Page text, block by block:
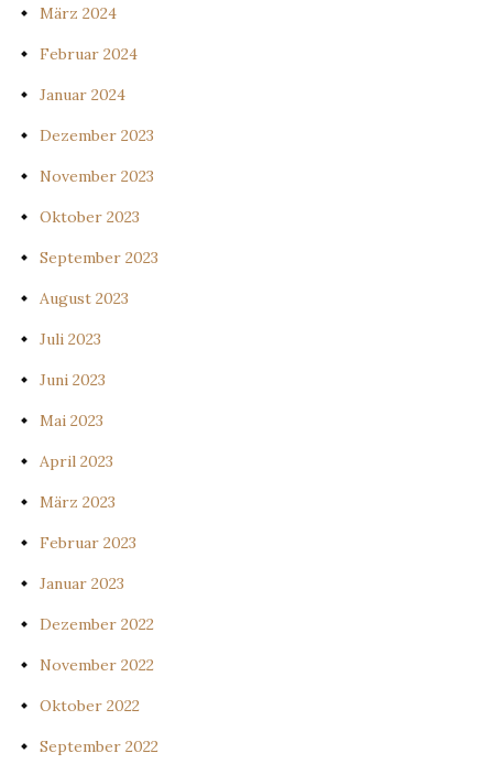
März 2024
Februar 2024
Januar 2024
Dezember 2023
November 2023
Oktober 2023
September 2023
August 2023
Juli 2023
Juni 2023
Mai 2023
April 2023
März 2023
Februar 2023
Januar 2023
Dezember 2022
November 2022
Oktober 2022
September 2022